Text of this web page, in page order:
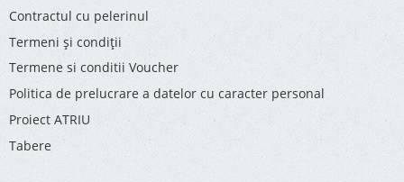
Contractul cu pelerinul
Termeni și condiții
Termene si conditii Voucher
Politica de prelucrare a datelor cu caracter personal
Proiect ATRIU
Tabere